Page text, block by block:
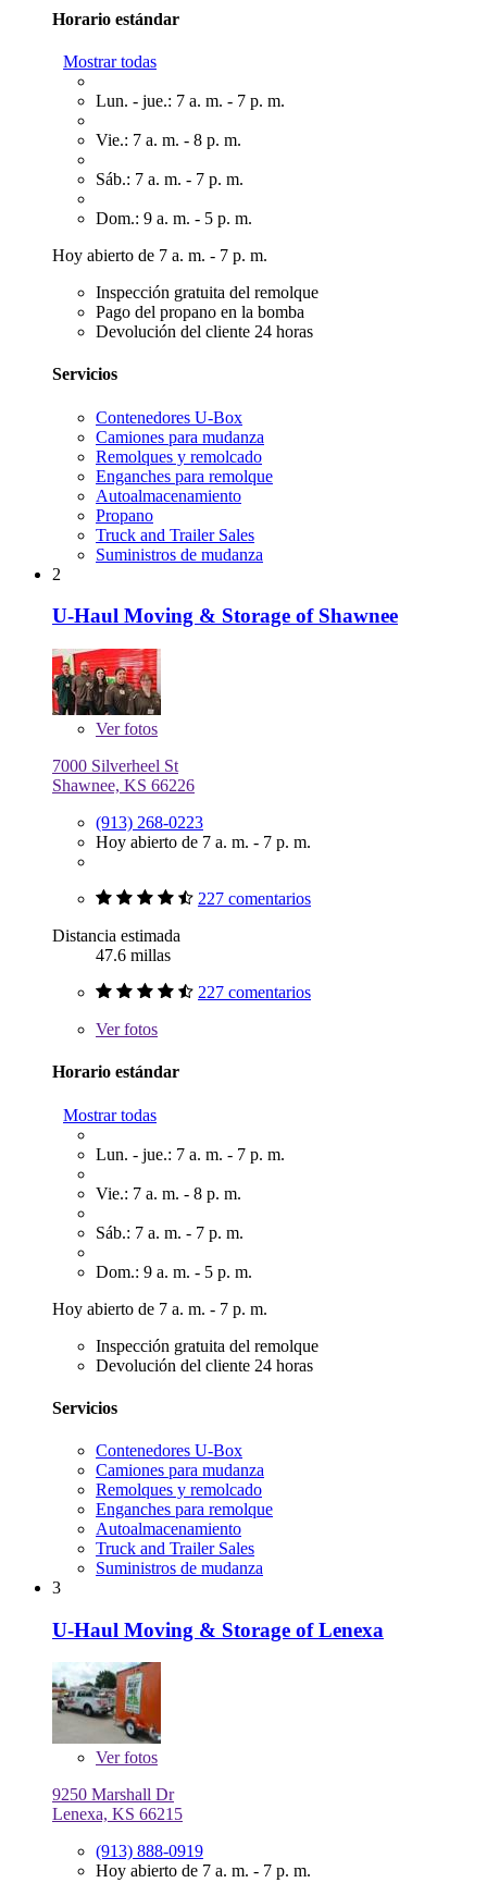
Horario estándar
Mostrar todas
Lun. - jue.: 7 a. m. - 7 p. m.
Vie.: 7 a. m. - 8 p. m.
Sáb.: 7 a. m. - 7 p. m.
Dom.: 9 a. m. - 5 p. m.
Hoy abierto de 7 a. m. - 7 p. m.
Inspección gratuita del remolque
Pago del propano en la bomba
Devolución del cliente 24 horas
Servicios
Contenedores U-Box
Camiones para mudanza
Remolques y remolcado
Enganches para remolque
Autoalmacenamiento
Propano
Truck and Trailer Sales
Suministros de mudanza
2
U-Haul Moving & Storage of Shawnee
Verfotos
7000 Silverheel St
Shawnee, KS 66226
(913) 268-0223
Hoy abierto de 7 a. m. - 7 p. m.
227 comentarios
Distancia estimada
47.6 millas
227 comentarios
Verfotos
Horario estándar
Mostrar todas
Lun. - jue.: 7 a. m. - 7 p. m.
Vie.: 7 a. m. - 8 p. m.
Sáb.: 7 a. m. - 7 p. m.
Dom.: 9 a. m. - 5 p. m.
Hoy abierto de 7 a. m. - 7 p. m.
Inspección gratuita del remolque
Devolución del cliente 24 horas
Servicios
Contenedores U-Box
Camiones para mudanza
Remolques y remolcado
Enganches para remolque
Autoalmacenamiento
Truck and Trailer Sales
Suministros de mudanza
3
U-Haul Moving & Storage of Lenexa
Verfotos
9250 Marshall Dr
Lenexa, KS 66215
(913) 888-0919
Hoy abierto de 7 a. m. - 7 p. m.